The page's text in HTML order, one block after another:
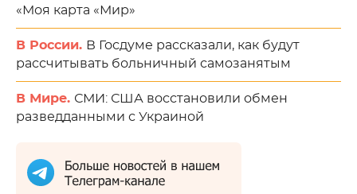
«Моя карта «Мир»
В России. В Госдуме рассказали, как будут
рассчитывать больничный самозанятым
В Мире. СМИ: США восстановили обмен
разведданными с Украиной